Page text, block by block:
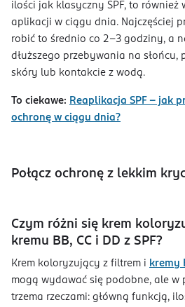
ilości jak klasyczny SPF, to również
aplikacji w ciągu dnia. Najczęściej
robić to średnio co 2-3 godziny, a
dłuższego przebywania na słońcu,
skóry lub kontakcie z wodą.
To ciekawe: Reaplikacja SPF – jak
ochronę w ciągu dnia?
Połącz ochronę z lekkim
Czym różni się krem
kremu BB, CC i DD z SPF?
Krem koloryzujący z filtrem i kremy
mogą wydawać się podobne, ale w
trzema rzeczami: główną funkcją,